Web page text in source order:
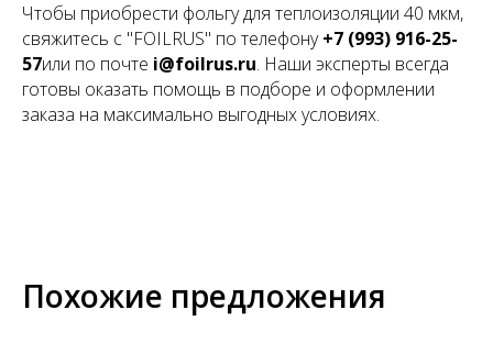
Чтобы приобрести фольгу для теплоизоляции 40 мкм,
свяжитесь с "FOILRUS" по телефону+7 (993) 916-25-
57или по почте i@foilrus.ru. Наши эксперты всегда
готовы оказать помощь в подборе и оформлении
заказа на максимально выгодных условиях.
Похожие предложения